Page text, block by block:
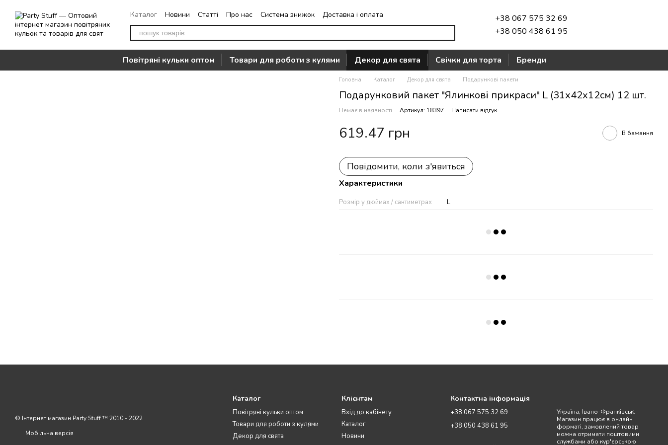
Каталог Новини Статті Про нас Система знижок
Доставка і оплата
Повернення
Контакти Часто задавані питання Відгуки про магазин
+38 067 575 32 69
+38 050 438 61 95
Повітряні кульки оптом Товари для роботи з кулями Декор для свята Свічки для торта Бренди
Головна Каталог Декор для свята Подарункові пакети
Подарунковий пакет "Ялинкові прикраси" L (31х42х12см) 12 шт.
Немає в наявності Артикул: 18397 Написати відгук
619.47 грн В бажання
Повідомити, коли з'явиться
Характеристики
Розмір у дюймах / сантиметрах L
© Інтернет магазин Party Stuff ™ 2010 - 2022
Мобільна версія
Каталог
Повітряні кульки оптом
Товари для роботи з кулями
Декор для свята
Клієнтам
Вхід до кабінету
Каталог
Новини
Контактна інформація
+38 067 575 32 69
+38 050 438 61 95
Україна, Івано-Франківськ.
Магазин працює в онлайн
форматі, замовлений товар
можна отримати поштовими
службами або кур'єрською